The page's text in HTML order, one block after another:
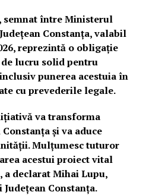
semnat între Ministerul
Constanța, valabil
reprezintă o obligație
lucru solid pentru
punerea acestuia în
cu prevederile legale.
va transforma
și va aduce
Mulțumesc tuturor
acestui proiect vital
declarat Mihai Lupu,
Constanța.